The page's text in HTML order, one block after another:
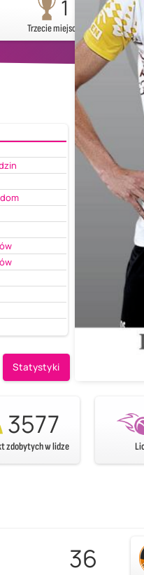
1
Trzecie miejsce
Statystyki
3577
zdobytych w lidze
36